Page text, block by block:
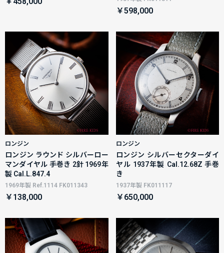
￥598,000
ロンジン
ロンジン ラウンド シルバーロー
マンダイヤル 手巻き 2針 1969年
製 Cal.L.847.4
1969年製 Ref.1114 FK011343
￥138,000
ロンジン
ロンジン シルバーセクターダイ
ヤル 1937年製 Cal.12.68Z 手巻
き
1937年製 FK011117
￥650,000